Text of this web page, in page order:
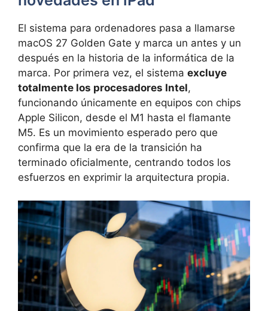
El sistema para ordenadores pasa a llamarse
macOS 27 Golden Gate y marca un antes y un
después en la historia de la informática de la
marca. Por primera vez, el sistema excluye
totalmente los procesadores Intel,
funcionando únicamente en equipos con chips
Apple Silicon, desde el M1 hasta el flamante
M5. Es un movimiento esperado pero que
confirma que la era de la transición ha
terminado oficialmente, centrando todos los
esfuerzos en exprimir la arquitectura propia.